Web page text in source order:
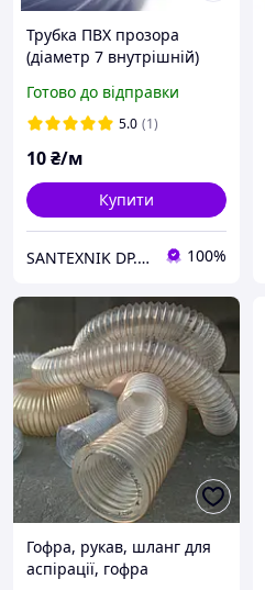
Трубка ПВХ прозора
(діаметр 7 внутрішній)
Готово до відправки
5.0 (1)
10₴/м
Купити
SANTEXNIK DP.UA 100%
Гофра, рукав, шланг для
аспірації, гофра